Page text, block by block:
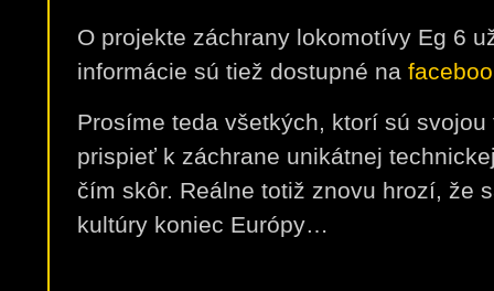
O projekte záchrany lokomotívy Eg 6
informácie sú tiež dostupné na
Prosíme teda všetkých, ktorí sú
prispieť k záchrane unikátnej
čím skôr. Reálne totiž znovu hrozí, že
kultúry koniec Európy…